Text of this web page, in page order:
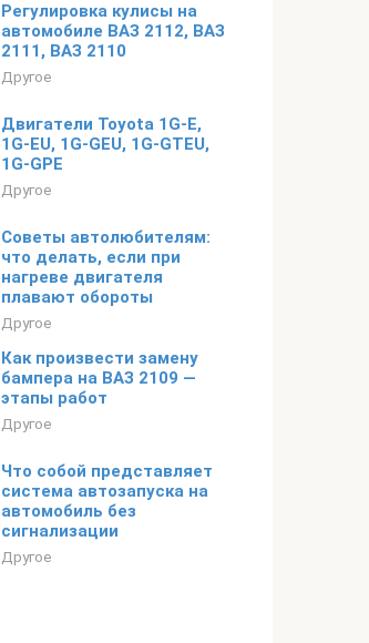
Регулировка кулисы на
автомобиле ВАЗ 2112, ВАЗ
2111, ВАЗ 2110
Другое
Двигатели Toyota 1G-E,
1G-EU, 1G-GEU, 1G-GTEU,
1G-GPE
Другое
Советы автолюбителям:
что делать, если при
нагреве двигателя
плавают обороты
Другое
Как произвести замену
бампера на ВАЗ 2109 —
этапы работ
Другое
Что собой представляет
система автозапуска на
автомобиль без
сигнализации
Другое